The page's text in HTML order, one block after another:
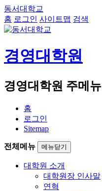
동서대학교
홈 로그인 사이트맵 검색
경영대학원
경영대학원 주메뉴
홈
로그인
Sitemap
전체메뉴 메뉴닫기
대학원 소개
대학원장 인사말
연혁